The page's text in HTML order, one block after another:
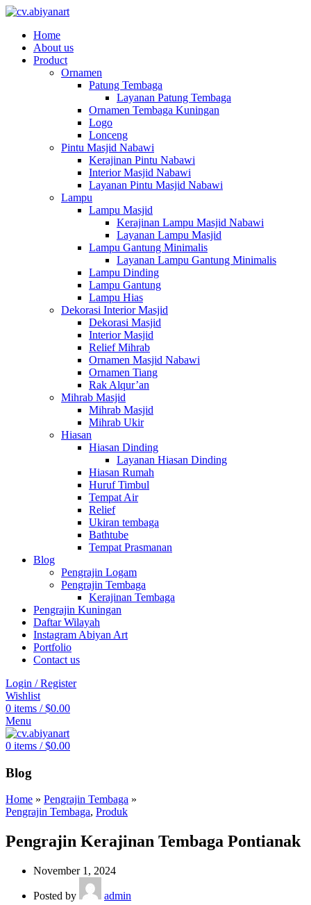
Home
About us
Product
Ornamen
Patung Tembaga
Layanan Patung Tembaga
Ornamen Tembaga Kuningan
Logo
Lonceng
Pintu Masjid Nabawi
Kerajinan Pintu Nabawi
Interior Masjid Nabawi
Layanan Pintu Masjid Nabawi
Lampu
Lampu Masjid
Kerajinan Lampu Masjid Nabawi
Layanan Lampu Masjid
Lampu Gantung Minimalis
Layanan Lampu Gantung Minimalis
Lampu Dinding
Lampu Gantung
Lampu Hias
Dekorasi Interior Masjid
Dekorasi Masjid
Interior Masjid
Relief Mihrab
Ornamen Masjid Nabawi
Ornamen Tiang
Rak Alqur’an
Mihrab Masjid
Mihrab Masjid
Mihrab Ukir
Hiasan
Hiasan Dinding
Layanan Hiasan Dinding
Hiasan Rumah
Huruf Timbul
Tempat Air
Relief
Ukiran tembaga
Bathtube
Tempat Prasmanan
Blog
Pengrajin Logam
Pengrajin Tembaga
Kerajinan Tembaga
Pengrajin Kuningan
Daftar Wilayah
Instagram Abiyan Art
Portfolio
Contact us
Login / Register
Wishlist
0 items / $0.00
Menu
0 items / $0.00
Blog
Home » Pengrajin Tembaga »
Pengrajin Tembaga, Produk
Pengrajin Kerajinan Tembaga Pontianak
November 1, 2024
Posted by admin